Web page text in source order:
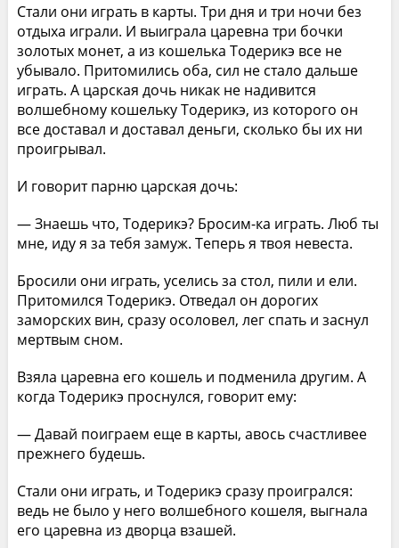
Стали они играть в карты. Три дня и три ночи без
отдыха играли. И выиграла царевна три бочки
золотых монет, а из кошелька Тодерикэ все не
убывало. Притомились оба, сил не стало дальше
играть. А царская дочь никак не надивится
волшебному кошельку Тодерикэ, из которого он
все доставал и доставал деньги, сколько бы их ни
проигрывал.
И говорит парню царская дочь:
— Знаешь что, Тодерикэ? Бросим-ка играть. Люб ты
мне, иду я за тебя замуж. Теперь я твоя невеста.
Бросили они играть, уселись за стол, пили и ели.
Притомился Тодерикэ. Отведал он дорогих
заморских вин, сразу осоловел, лег спать и заснул
мертвым сном.
Взяла царевна его кошель и подменила другим. А
когда Тодерикэ проснулся, говорит ему:
— Давай поиграем еще в карты, авось счастливее
прежнего будешь.
Стали они играть, и Тодерикэ сразу проигрался:
ведь не было у него волшебного кошеля, выгнала
его царевна из дворца взашей.